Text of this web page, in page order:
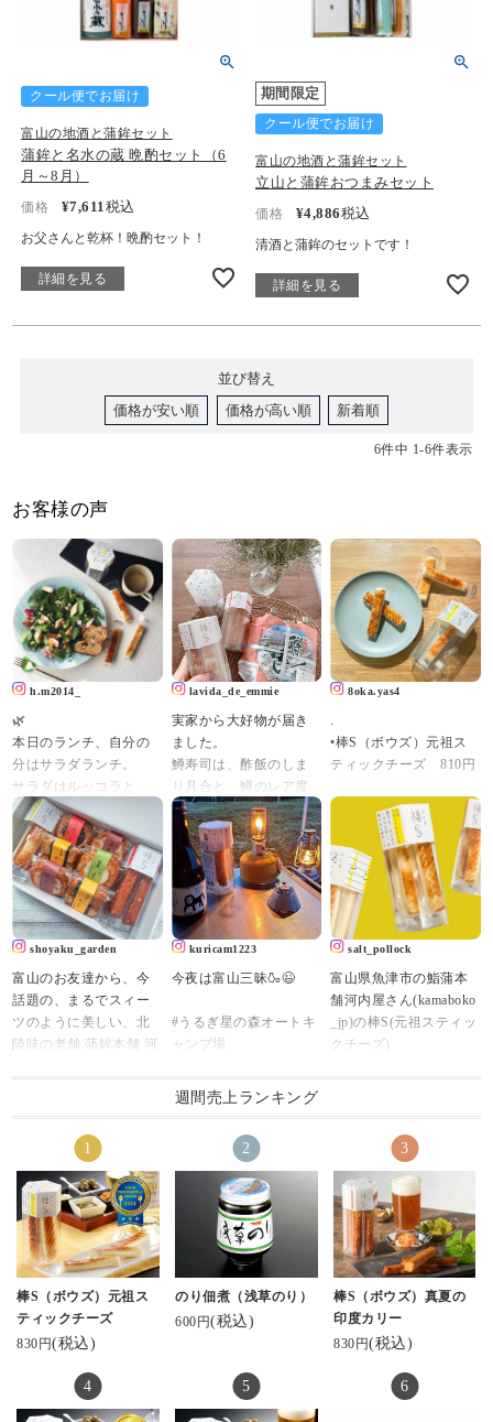
クール便でお届け
富山の地酒と蒲鉾セット
蒲鉾と名水の蔵 晩酌セット（6
月～8月）
価格 ¥7,611税込
お父さんと乾杯！晩酌セット！
詳細を見る
期間限定
クール便でお届け
富山の地酒と蒲鉾セット
立山と蒲鉾おつまみセット
価格 ¥4,886税込
清酒と蒲鉾のセットです！
詳細を見る
並び替え
価格が安い順
価格が高い順 新着順
6件中 1-6件表示
お客様の声
h.m2014_
🌿
本日のランチ、自分の
分はサラダランチ。
サラダはルッコラと、
リーフレタス、チーズ
かまぼこ、キウイ。
山盛りのサラダをワシ
ャワシャ食べると、な
んか身体から毒素が出
ていく気がする。
祖スティックチーズ・
棒S。
ジャパンフードセレク
ションでグランプリを
受賞したもの。
@ kamaboko_jp 鮨蒲本
舗河内屋さまより、い
ただきました。
美味しい蒲鉾です。他
にも種類があるよう
で、そちらも気になり
ます。おしゃれなパケ
もいいですね。美味し
かったです、ごちそう
さまでした。
lavida_de_emmie
実家から大好物が届き
ました。
鱒寿司は、酢飯のしま
り具合と、鱒のレア度
でチャートが作れるの
ですが、わたしは酢飯
はなんでもOK、鱒はレ
アで肉厚、なタイプが
大好きです。
最近は炙りなんかも🌞
.
まぼこ。
クタイプの #棒s
がとてもおすすめ。手
軽だしタンパク質だし
おいしい。
.
#富山 #富山グルメ #富
山県 #実家飯 #鱒の寿司
#ヘルシーおやつ
8oka.yas4
.
•棒S（ボウズ）元祖ス
ティックチーズ 810円
可愛らしいスティック
タイプのチーズかまぼ
こを発見！
てことで早速お取り寄
せ。
かまぼこ専門店「河内
屋」さんが開発したス
ーズ「棒S（ボウズ）」
の中から
たっぷり濃厚なチーズ
スティックチーズを。
♡
というか練り物とチー
ズの組み合わせって間
違いないやつ。
可愛らしい六角形をし
たパッケージの中に個
包装になったチーズか
まぼこ。
かまぼことは思えない
スタイリッシュでかっ
こいいパッケージにき
一つ一つ個包装になっ
てるのも嬉しい！
shoyaku_garden
富山のお友達から、今
話題の、まるでスィー
ツのように美しい、北
陸味の老舗 蒲鉾本舗 河
をいただきました😊
開けた瞬間、あまりの
美しさにヾ( 〃∇〃)ﾂ ｷｬ
ｰｰｰｯ♡っと叫んだくら
い😍
宝石箱みたい💎✦‧.｡.:
に数々の受賞をされて
いるのでお墨付きです(*
kuricam1223
今夜は富山三昧🍶😉
#うるぎ星の森オートキ
ャンプ場
#棒s
#立山のぐい呑
#ソロキャンプ
#キャンプ
#コンパクトキャンプ
#ミニマムキャンプ
#ソロキャンプ飯
#キャンプ好きな人と繋
salt_pollock
富山県魚津市の鮨蒲本
舗河内屋さん(kamaboko
_jp)の棒S(元祖スティッ
クチーズ)
ユニットKIGI(kigi.info)
によるネーミング・パ
ッケージなどのデザイ
ンがとても好きな商
品。
昨夜放送された日本テ
レビ系『秘密のケンミ
ンSHOW極』にて紹介
しながらいただきまし
週間売上ランキング
棒S（ボウズ）元祖ス
ティックチーズ
830円(税込)
のり佃煮（浅草のり）
600円(税込)
棒S（ボウズ）真夏の
印度カリー
830円(税込)